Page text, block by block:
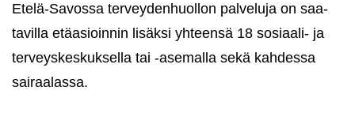
Etelä-​Savossa ter­vey­den­huol­lon pal­ve­lu­ja on saa­
ta­vil­la etä­asioin­nin li­säk­si yh­teen­sä 18 sosiaali-​ ja
ter­veys­kes­kuk­sel­la tai -​asemalla sekä kah­des­sa
sai­raa­las­sa.